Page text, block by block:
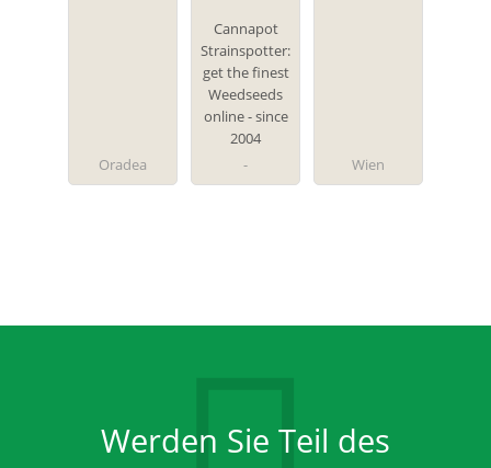
Oradea
Cannabis
Samen
Fachhandel
Cannapot
Strainspotter:
get the finest
Weedseeds
online - since
2004
-
Wien
Werden Sie Teil des